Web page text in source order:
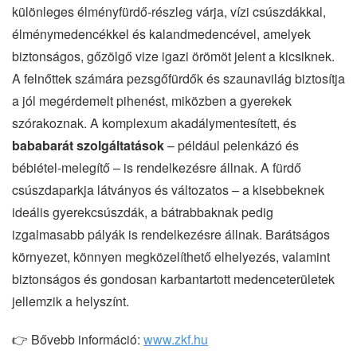
különleges élményfürdő-részleg várja, vízi csúszdákkal,
élménymedencékkel és kalandmedencével, amelyek
biztonságos, gőzölgő vize igazi örömöt jelent a kicsiknek.
A felnőttek számára pezsgőfürdők és szaunavilág biztosítja
a jól megérdemelt pihenést, miközben a gyerekek
szórakoznak. A komplexum akadálymentesített, és
bababarát szolgáltatások– például pelenkázó és
bébiétel-melegítő – is rendelkezésre állnak. A fürdő
csúszdaparkja látványos és változatos – a kisebbeknek
ideális gyerekcsúszdák, a bátrabbaknak pedig
izgalmasabb pályák is rendelkezésre állnak. Barátságos
környezet, könnyen megközelíthető elhelyezés, valamint
biztonságos és gondosan karbantartott medenceterületek
jellemzik a helyszínt.
👉 Bővebb információ: www.zkf.hu